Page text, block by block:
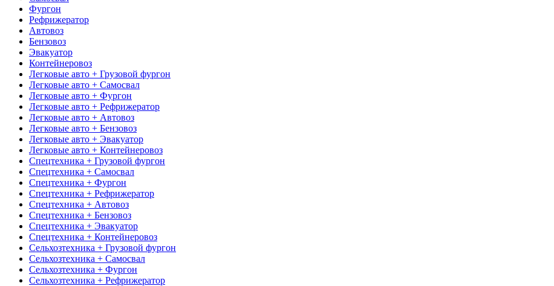
Фургон
Рефрижератор
Автовоз
Бензовоз
Эвакуатор
Контейнеровоз
Легковые авто + Грузовой фургон
Легковые авто + Самосвал
Легковые авто + Фургон
Легковые авто + Рефрижератор
Легковые авто + Автовоз
Легковые авто + Бензовоз
Легковые авто + Эвакуатор
Легковые авто + Контейнеровоз
Спецтехника + Грузовой фургон
Спецтехника + Самосвал
Спецтехника + Фургон
Спецтехника + Рефрижератор
Спецтехника + Автовоз
Спецтехника + Бензовоз
Спецтехника + Эвакуатор
Спецтехника + Контейнеровоз
Сельхозтехника + Грузовой фургон
Сельхозтехника + Самосвал
Сельхозтехника + Фургон
Сельхозтехника + Рефрижератор